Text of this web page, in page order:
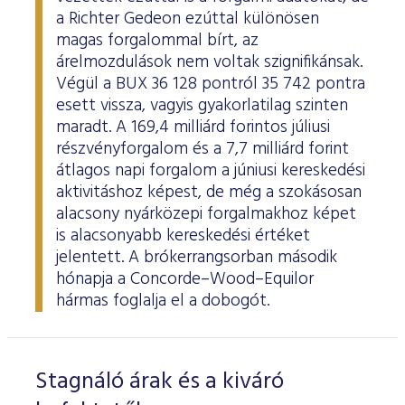
a Richter Gedeon ezúttal különösen
magas forgalommal bírt, az
árelmozdulások nem voltak szignifikánsak.
Végül a BUX 36 128 pontról 35 742 pontra
esett vissza, vagyis gyakorlatilag szinten
maradt. A 169,4 milliárd forintos júliusi
részvényforgalom és a 7,7 milliárd forint
átlagos napi forgalom a júniusi kereskedési
aktivitáshoz képest, de még a szokásosan
alacsony nyárközepi forgalmakhoz képet
is alacsonyabb kereskedési értéket
jelentett. A brókerrangsorban második
hónapja a Concorde–Wood–Equilor
hármas foglalja el a dobogót.
Stagnáló árak és a kiváró